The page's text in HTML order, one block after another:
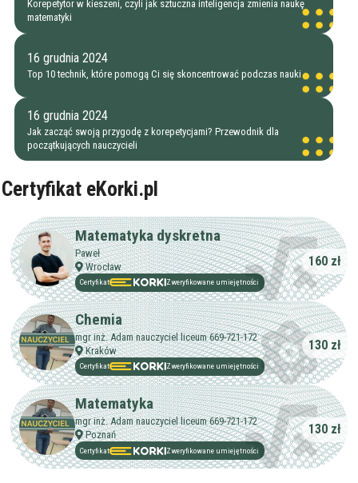
Korepetytor w kieszeni, czyli jak sztuczna inteligencja zmienia naukę
matematyki
16 grudnia 2024
Top 10 technik, które pomogą Ci się skoncentrować podczas nauki
16 grudnia 2024
Jak zacząć swoją przygodę z korepetycjami? Przewodnik dla
początkujących nauczycieli
Certyfikat eKorki.pl
Matematyka dyskretna
Paweł
Wrocław
Certyfikat Zweryfikowane umiejętności
160 zł
Chemia
mgr inż. Adam nauczyciel liceum 669-721-172
Kraków
Certyfikat Zweryfikowane umiejętności
130 zł
Matematyka
mgr inż. Adam nauczyciel liceum 669-721-172
Poznań
Certyfikat Zweryfikowane umiejętności
130 zł